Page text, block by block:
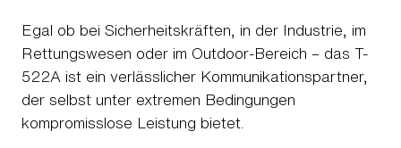
Egal ob bei Sicherheitskräften, in der Industrie, im
Rettungswesen oder im Outdoor-Bereich – das T-
522A ist ein verlässlicher Kommunikationspartner,
der selbst unter extremen Bedingungen
kompromisslose Leistung bietet.